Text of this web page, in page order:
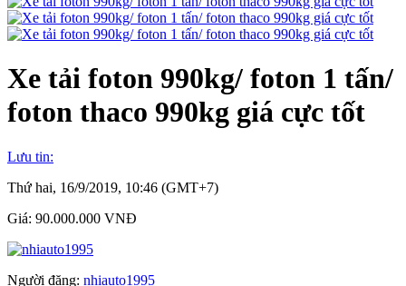
Xe tải foton 990kg/ foton 1 tấn/
foton thaco 990kg giá cực tốt
Lưu tin:
Thứ hai, 16/9/2019, 10:46 (GMT+7)
Giá: 90.000.000 VNĐ
Người đăng: nhiauto1995